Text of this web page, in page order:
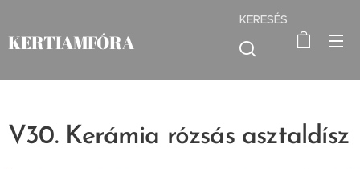
KERTIAMFÓRA
KERESÉS
V30. Kerámia rózsás asztaldísz